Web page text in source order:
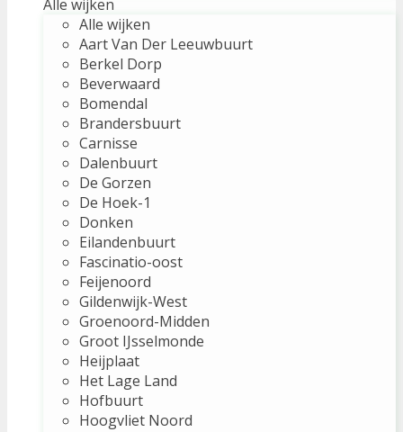
Alle wijken
Alle wijken
Aart Van Der Leeuwbuurt
Berkel Dorp
Beverwaard
Bomendal
Brandersbuurt
Carnisse
Dalenbuurt
De Gorzen
De Hoek-1
Donken
Eilandenbuurt
Fascinatio-oost
Feijenoord
Gildenwijk-West
Groenoord-Midden
Groot IJsselmonde
Heijplaat
Het Lage Land
Hofbuurt
Hoogvliet Noord